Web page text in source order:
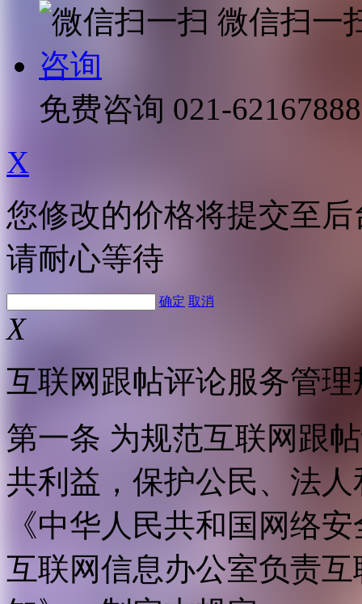
微信扫一
咨询
免费咨询 021-62167888
X
您修改的价格将提交至
请耐心等待
确定 取消
X
互联网跟帖评论服务管理
第一条 为规范互联网跟
共利益，保护公民、法
《中华人民共和国网络
互联网信息办公室负责